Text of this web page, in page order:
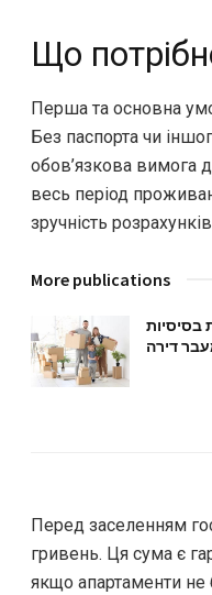
Що
Перша та основна
Без паспорта чи
обов’язкова вимога
весь період
зручність
More publications
בסיסיות
דירה
Перед заселенням
гривень. Ця сума є
якщо апартаменти